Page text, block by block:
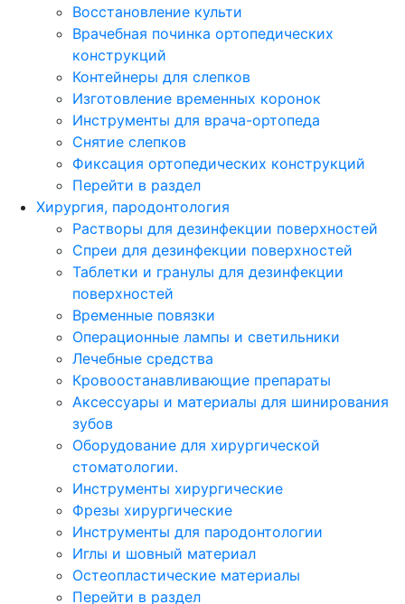
Восстановление культи
Врачебная починка ортопедических
конструкций
Контейнеры для слепков
Изготовление временных коронок
Инструменты для врача-ортопеда
Снятие слепков
Фиксация ортопедических конструкций
Перейти в раздел
Хирургия, пародонтология
Растворы для дезинфекции поверхностей
Спреи для дезинфекции поверхностей
Таблетки и гранулы для дезинфекции
поверхностей
Временные повязки
Операционные лампы и светильники
Лечебные средства
Кровоостанавливающие препараты
Аксессуары и материалы для шинирования
зубов
Оборудование для хирургической
стоматологии.
Инструменты хирургические
Фрезы хирургические
Инструменты для пародонтологии
Иглы и шовный материал
Остеопластические материалы
Перейти в раздел